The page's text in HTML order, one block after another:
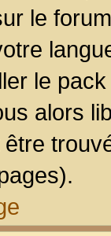
le
le
alors